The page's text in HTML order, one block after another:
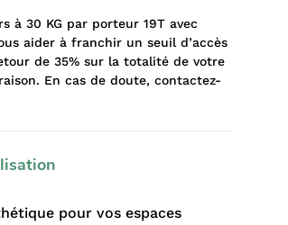
à 30 KG par porteur 19T avec
aider à franchir un seuil d’accès
de 35% sur la totalité de votre
En cas de doute, contactez-
pour vos espaces